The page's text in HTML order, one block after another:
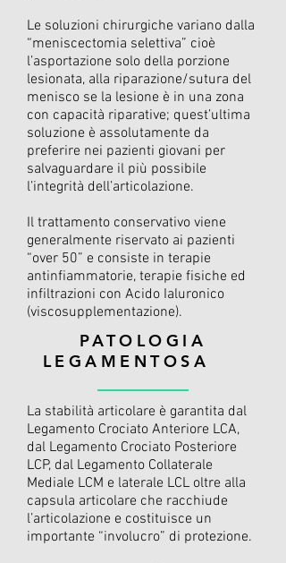
Le soluzioni chirurgiche variano dalla
“meniscectomia selettiva” cioè
l’asportazione solo della porzione
lesionata, alla riparazione/sutura del
menisco se la lesione è in una zona
con capacità riparative; quest’ultima
soluzione è assolutamente da
preferire nei pazienti giovani per
salvaguardare il più possibile
l’integrità dell’articolazione.
Il trattamento conservativo viene
generalmente riservato ai pazienti
“over 50” e consiste in terapie
antinfiammatorie, terapie fisiche ed
infiltrazioni con Acido Ialuronico
(viscosupplementazione).
PATOLOGIA
LEGAMENTOSA
La stabilità articolare è garantita dal
Legamento Crociato Anteriore LCA,
dal Legamento Crociato Posteriore
LCP, dal Legamento Collaterale
Mediale LCM e laterale LCL oltre alla
capsula articolare che racchiude
l’articolazione e costituisce un
importante “involucro” di protezione.